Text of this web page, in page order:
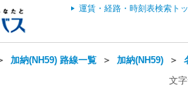
運賃・経路・時刻表検索ト
加納(NH59) 路線一覧 ＞ 加納(NH59) ＞
文